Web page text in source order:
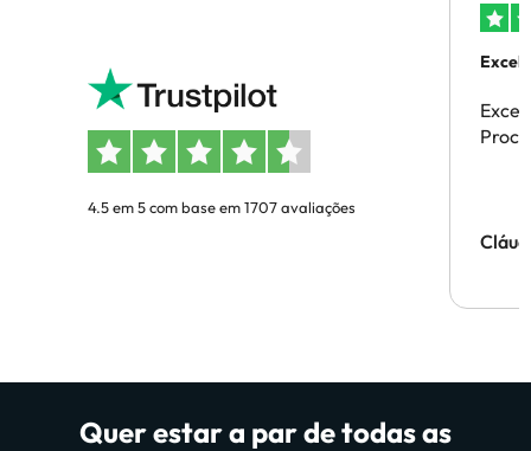
4.5 em 5 com base em 1707 avaliações
Quer estar a par de todas as